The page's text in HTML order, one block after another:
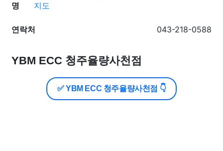
명
지도
연락처 043-218-0588
YBM ECC 청주율량사천점
✅ YBM ECC 청주율량사천점 👇